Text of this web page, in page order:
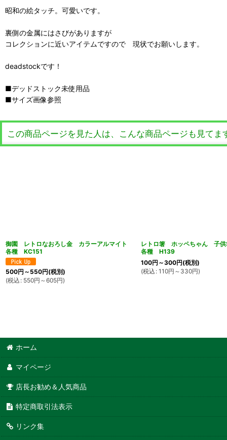
昭和の絵タッチ。可愛いです。
裏側の金属にはさびがありますが
コレクションに近いアイテムですので 現状でお願いします。
deadstockです！
■デッドストック未使用品
■サイズ画像参照
この商品ページを見た人は、こんな商品ページも見てま
御園 レトロなおろし金 カラーアルマイト
各種 KC151
500円 ～550円(税別)
(税込 : 550円 ～605円)
レトロ箸 ホッペちゃん 子
各種 H139
100円 ～300円(税別)
(税込 : 110円 ～330円)
ホーム
マイページ
店長お勧め＆人気商品
特定商取引法表示
リンク集